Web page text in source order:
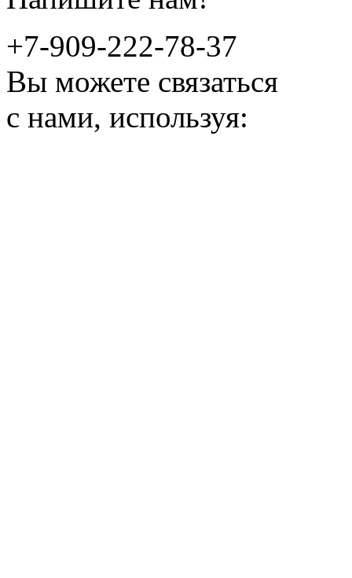
+7-909-222-78-37
Вы можете связаться
с нами, используя: